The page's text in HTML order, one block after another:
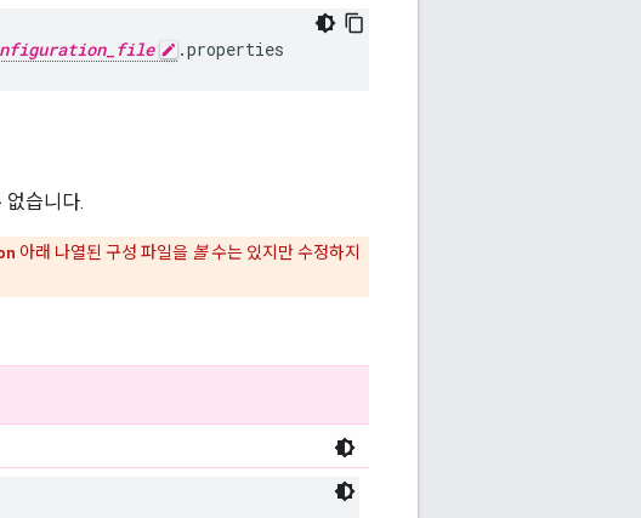
.properties
없습니다.
아래 나열된 구성 파일을 볼수는 있지만 수정하지